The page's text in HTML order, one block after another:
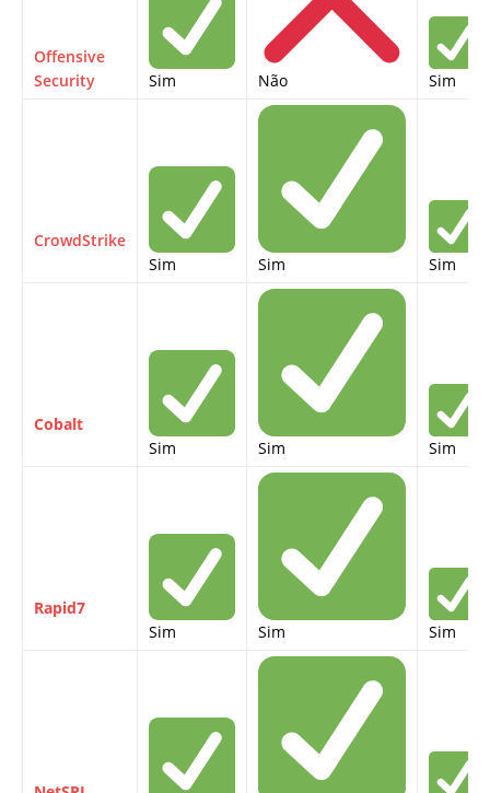
Offensive
Security
Sim Não Sim
CrowdStrike
Sim
Sim Sim
Cobalt
Sim
Sim Sim
Rapid7
Sim
Sim Sim